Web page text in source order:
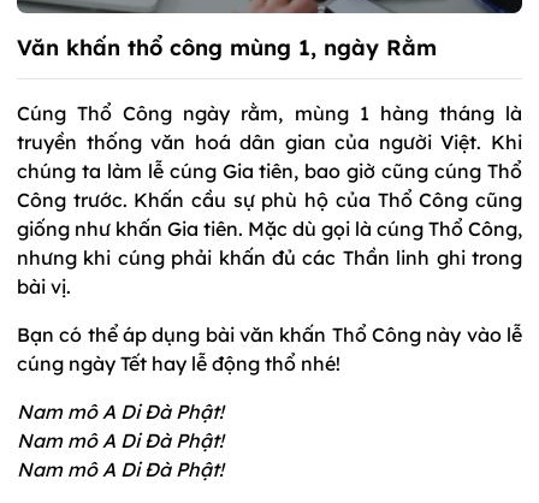
Văn khấn thổ công mùng 1, ngày Rằm
Cúng Thổ Công ngày rằm, mùng 1 hàng tháng là
truyền thống văn hoá dân gian của người Việt. Khi
chúng ta làm lễ cúng Gia tiên, bao giờ cũng cúng Thổ
Công trước. Khấn cầu sự phù hộ của Thổ Công cũng
giống như khấn Gia tiên. Mặc dù gọi là cúng Thổ Công,
nhưng khi cúng phải khấn đủ các Thần linh ghi trong
bài vị.
Bạn có thể áp dụng bài văn khấn Thổ Công này vào lễ
cúng ngày Tết hay lễ động thổ nhé!
Nam mô A Di Đà Phật!
Nam mô A Di Đà Phật!
Nam mô A Di Đà Phật!